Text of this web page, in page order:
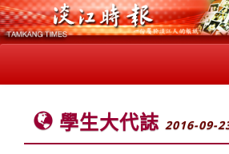
學生大代誌 2016-09-